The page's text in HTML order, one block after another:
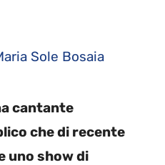
Sole Bosaia
cantante
che di recente
uno show di